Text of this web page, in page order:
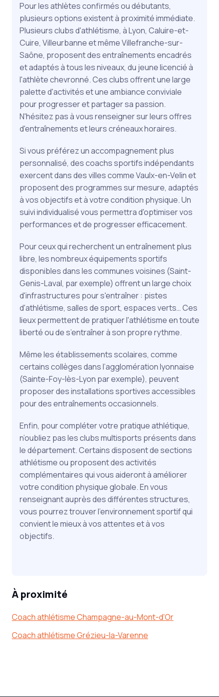
Pour les athlètes confirmés ou débutants,
plusieurs options existent à proximité immédiate.
Plusieurs clubs d'athlétisme, à Lyon, Caluire-et-
Cuire, Villeurbanne et même Villefranche-sur-
Saône, proposent des entraînements encadrés
et adaptés à tous les niveaux, du jeune licencié à
l'athlète chevronné. Ces clubs offrent une large
palette d'activités et une ambiance conviviale
pour progresser et partager sa passion.
N'hésitez pas à vous renseigner sur leurs offres
d'entraînements et leurs créneaux horaires.
Si vous préférez un accompagnement plus
personnalisé, des coachs sportifs indépendants
exercent dans des villes comme Vaulx-en-Velin et
proposent des programmes sur mesure, adaptés
à vos objectifs et à votre condition physique. Un
suivi individualisé vous permettra d'optimiser vos
performances et de progresser efficacement.
Pour ceux qui recherchent un entraînement plus
libre, les nombreux équipements sportifs
disponibles dans les communes voisines (Saint-
Genis-Laval, par exemple) offrent un large choix
d'infrastructures pour s'entraîner : pistes
d'athlétisme, salles de sport, espaces verts… Ces
lieux permettent de pratiquer l'athlétisme en toute
liberté ou de s’entraîner à son propre rythme.
Même les établissements scolaires, comme
certains collèges dans l’agglomération lyonnaise
(Sainte-Foy-lès-Lyon par exemple), peuvent
proposer des installations sportives accessibles
pour des entraînements occasionnels.
Enfin, pour compléter votre pratique athlétique,
n’oubliez pas les clubs multisports présents dans
le département. Certains disposent de sections
athlétisme ou proposent des activités
complémentaires qui vous aideront à améliorer
votre condition physique globale. En vous
renseignant auprès des différentes structures,
vous pourrez trouver l'environnement sportif qui
convient le mieux à vos attentes et à vos
objectifs.
À proximité
Coach athlétisme Champagne-au-Mont-d'Or
Coach athlétisme Grézieu-la-Varenne